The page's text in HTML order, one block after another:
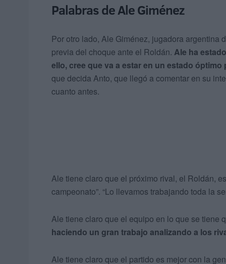
Palabras de Ale Giménez
Por otro lado, Ale Giménez, jugadora argentina
previa del choque ante el Roldán. Ale ha
ello, cree que va a estar en un estado
que decida Anto, que llegó a comentar en su
cuanto antes.
Ale tiene claro que el próximo rival, el Roldán,
campeonato”. “Lo llevamos trabajando toda la
Ale tiene claro que el equipo en lo que se tiene
haciendo un gran trabajo analizando a los
Ale tiene claro que el partido es mejor con la